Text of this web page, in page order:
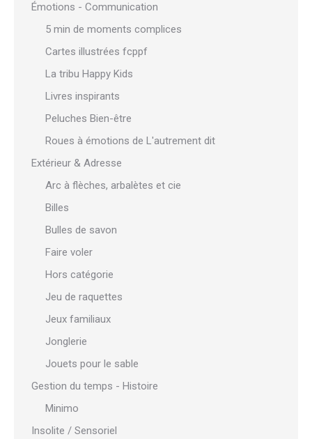
Émotions - Communication
5 min de moments complices
Cartes illustrées fcppf
La tribu Happy Kids
Livres inspirants
Peluches Bien-être
Roues à émotions de L'autrement dit
Extérieur & Adresse
Arc à flèches, arbalètes et cie
Billes
Bulles de savon
Faire voler
Hors catégorie
Jeu de raquettes
Jeux familiaux
Jonglerie
Jouets pour le sable
Gestion du temps - Histoire
Minimo
Insolite / Sensoriel